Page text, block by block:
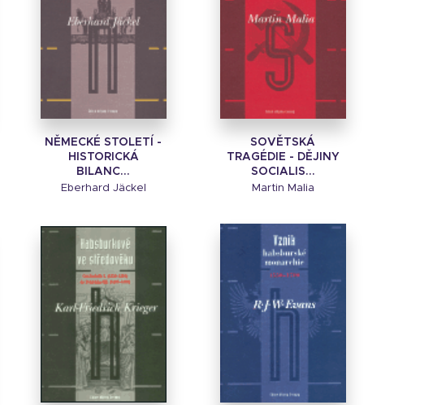
NĚMECKÉ STOLETÍ -
HISTORICKÁ
BILANC...
Eberhard Jäckel
SOVĚTSKÁ
TRAGÉDIE - DĚJINY
SOCIALIS...
Martin Malia